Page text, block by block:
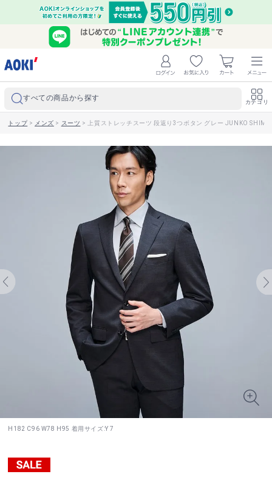
すべての商品から探す カテゴリ
トップ> メンズ > スーツ > 上質ストレッチスーツ 段返り3つボタン グレー JUNKO
H182 C96 W78 H95 着用サイズ:Y 7